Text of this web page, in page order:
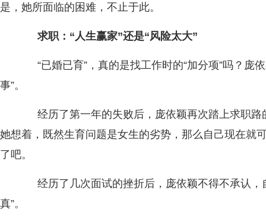
是，她所面临的困难，不止于此。
求职：“人生赢家”还是“风险太大”
“已婚已育”，真的是找工作时的“加分项”吗？庞
事”。
经历了第一年的失败后，庞依颖再次踏上求职路
她想着，既然生育问题是女生的劣势，那么自己现在就
了吧。
经历了几次面试的挫折后，庞依颖不得不承认，
真”。